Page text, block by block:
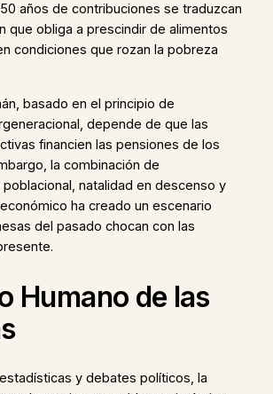
años de contribuciones se traduzcan
que obliga a prescindir de alimentos
condiciones que rozan la pobreza
basado en el principio de
depende de que las
financien las pensiones de los
la combinación de
natalidad en descenso y
ha creado un escenario
del pasado chocan con las
Humano de las
y debates políticos, la